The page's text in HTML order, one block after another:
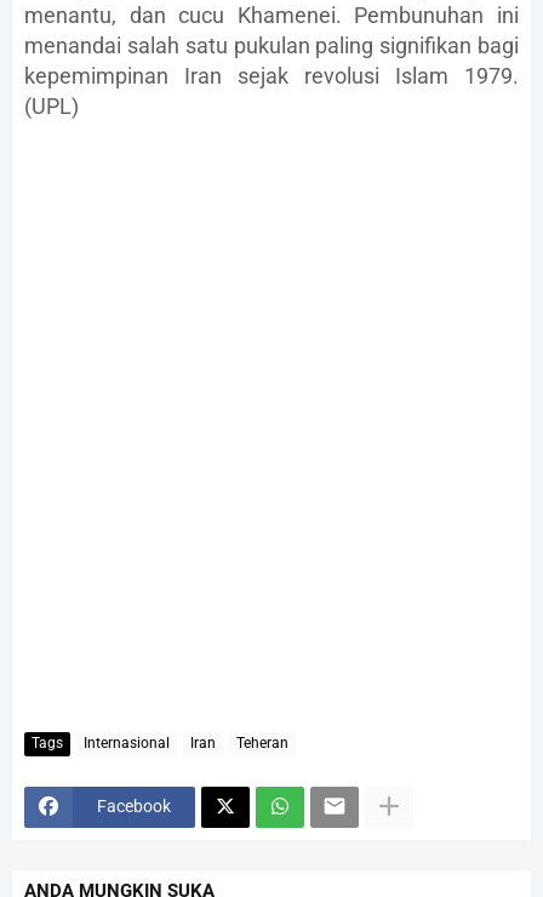
menantu, dan cucu Khamenei. Pembunuhan ini
menandai salah satu pukulan paling signifikan bagi
kepemimpinan Iran sejak revolusi Islam 1979.
(UPL)
Tags Internasional Iran Teheran
Facebook
ANDA MUNGKIN SUKA